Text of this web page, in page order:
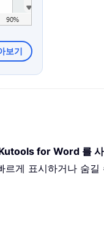
보기
for Word 를 사
게 표시하거나 숨길